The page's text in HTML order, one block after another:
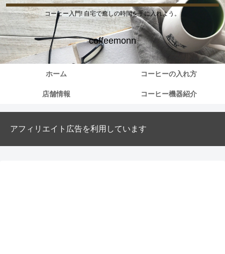
コーヒー入門! 自宅で癒しの時間を手に入れよう。
coffeemonn
ホーム コーヒーの入れ方
店舗情報 コーヒー機器紹介
アフィリエイト広告を利用しています